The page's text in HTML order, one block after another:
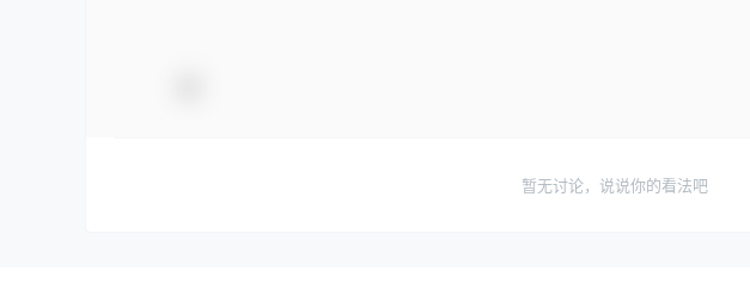
暂无讨论，说说你的看法吧